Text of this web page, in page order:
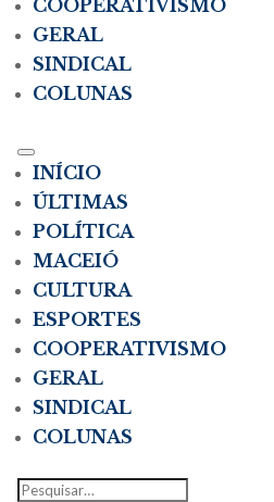
COOPERATIVISMO
GERAL
SINDICAL
COLUNAS
INÍCIO
ÚLTIMAS
POLÍTICA
MACEIÓ
CULTURA
ESPORTES
COOPERATIVISMO
GERAL
SINDICAL
COLUNAS